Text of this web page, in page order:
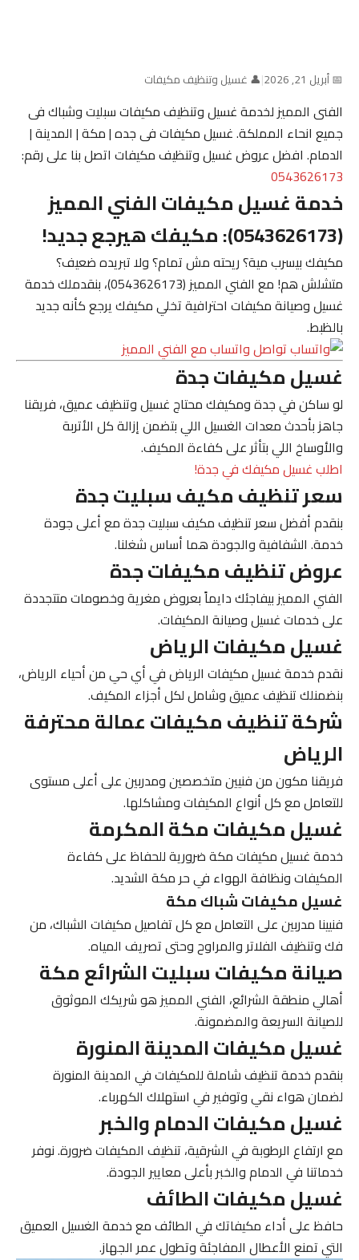
📅 أبريل 21, 2026 |👤 غسيل وتنظيف مكيفات
الفنى المميز لخدمة غسيل وتنظيف مكيفات سبليت وشباك فى
جميع انحاء المملكة. غسيل مكيفات فى جده | مكة | المدينة |
الدمام. افضل عروض غسيل وتنظيف مكيفات اتصل بنا على رقم:
0543626173
خدمة غسيل مكيفات الفني المميز
مكيفك بيسرب مية؟ ريحته مش تمام؟ ولا تبريده ضعيف؟
متشلش هم! معالفني المميز (0543626173)
، بنقدملك خدمة
غسيل وصيانة مكيفات احترافية تخلي مكيفك يرجع كأنه جديد
بالظبط.
تواصل واتساب مع الفني المميز
غسيل مكيفات جدة
لو ساكن فيجدةومكيفك محتاج غسيل وتنظيف عميق، فريقنا
جاهز بأحدث معدات الغسيل اللي بتضمن إزالة كل الأتربة
والأوساخ اللي بتأثر على كفاءة المكيف.
اطلب غسيل مكيفك في جدة!
سعر تنظيف مكيف سبليت جدة
بنقدم أفضلسعر تنظيف مكيف سبليت جدةمع أعلى جودة
خدمة. الشفافية والجودة هما أساس شغلنا.
عروض تنظيف مكيفات جدة
الفني المميزبيفاجئك دايماً بعروض مغرية وخصومات متتجددة
على خدمات غسيل وصيانة المكيفات.
غسيل مكيفات الرياض
نقدم خدمةغسيل مكيفات الرياضفي أي حي من أحياء الرياض،
بنضمنلك تنظيف عميق وشامل لكل أجزاء المكيف.
شركة تنظيف مكيفات عمالة محترفة
الرياض
فريقنا مكون من فنيين متخصصين ومدربين على أعلى مستوى
للتعامل مع كل أنواع المكيفات ومشاكلها.
غسيل مكيفات مكة المكرمة
خدمةغسيل مكيفات مكةضرورية للحفاظ على كفاءة
المكيفات ونظافة الهواء في حر مكة الشديد.
غسيل مكيفات شباك مكة
فنيينا مدربين على التعامل مع كل تفاصيل مكيفات الشباك، من
فك وتنظيف الفلاتر والمراوح وحتى تصريف المياه.
صيانة مكيفات سبليت الشرائع مكة
أهالي منطقة الشرائع،الفني المميزهو شريكك الموثوق
للصيانة السريعة والمضمونة.
غسيل مكيفات المدينة المنورة
بنقدم خدمة تنظيف شاملة للمكيفات في المدينة المنورة
لضمان هواء نقي وتوفير في استهلاك الكهرباء.
غسيل مكيفات الدمام والخبر
مع ارتفاع الرطوبة في الشرقية، تنظيف المكيفات ضرورة. نوفر
خدماتنا في الدمام والخبر بأعلى معايير الجودة.
غسيل مكيفات الطائف
حافظ على أداء مكيفاتك في الطائف مع خدمة الغسيل العميق
التي تمنع الأعطال المفاجئة وتطول عمر الجهاز.